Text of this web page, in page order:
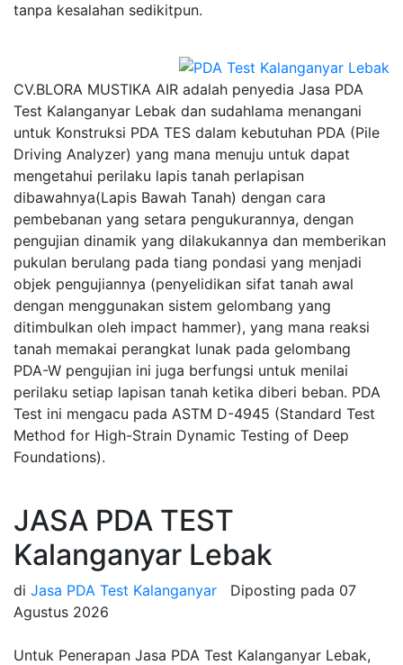
tanpa kesalahan sedikitpun.
CV.BLORA MUSTIKA AIR adalah penyedia Jasa PDA
Test Kalanganyar Lebak dan sudahlama menangani
untuk Konstruksi PDA TES dalam kebutuhan PDA (Pile
Driving Analyzer) yang mana menuju untuk dapat
mengetahui perilaku lapis tanah perlapisan
dibawahnya(Lapis Bawah Tanah) dengan cara
pembebanan yang setara pengukurannya, dengan
pengujian dinamik yang dilakukannya dan memberikan
pukulan berulang pada tiang pondasi yang menjadi
objek pengujiannya (penyelidikan sifat tanah awal
dengan menggunakan sistem gelombang yang
ditimbulkan oleh impact hammer), yang mana reaksi
tanah memakai perangkat lunak pada gelombang
PDA-W pengujian ini juga berfungsi untuk menilai
perilaku setiap lapisan tanah ketika diberi beban. PDA
Test ini mengacu pada ASTM D-4945 (Standard Test
Method for High-Strain Dynamic Testing of Deep
Foundations).
JASA PDA TEST
Kalanganyar Lebak
di Jasa PDA Test Kalanganyar Diposting pada 07
Agustus 2026
Untuk Penerapan Jasa PDA Test Kalanganyar Lebak,